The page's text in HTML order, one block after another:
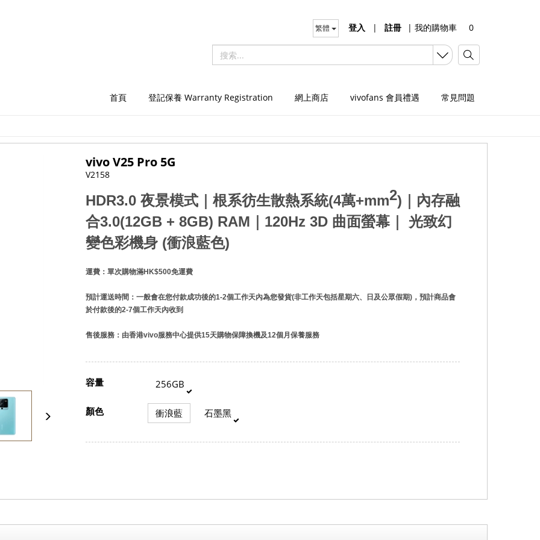
| 我的購物車 0
登入 | 註冊
繁體
首頁 登記保養 Warranty Registration 網上商店 vivofans 會員禮遇 常見問題
vivo V25 Pro 5G
V2158
HDR3.0 夜景模式｜ 根系彷生散熱系統(4萬+mm2)
內存融
合3.0(12GB + 8GB) RAM
120Hz 3D 曲面螢幕｜
光致幻
變色彩機身 (衝浪藍色)
運費：單次購物滿HK$500免運費
預計運送時間：一般會在您付款成功後的1-2個工作天內為您發貨(非工作天包括星期六、日及公眾假期)，預計商品會
於付款後的2-7個工作天內收到
售後服務：由香港vivo服務中心提供15天購物保障換機及12個月保養服務
容量 256GB
顏色 衝浪藍 石墨黑